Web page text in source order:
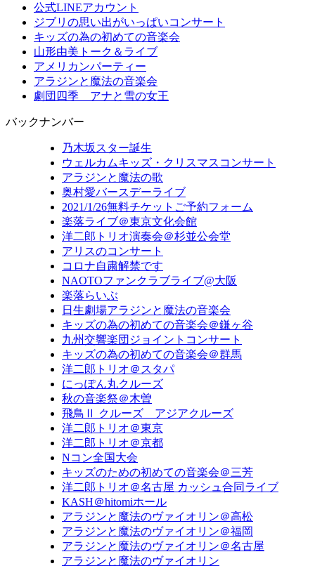
公式LINEアカウント
ジブリの思い出がいっぱいコンサート
キッズの為の初めての音楽会
山形由美トーク＆ライブ
アメリカンパーティー
アラジンと魔法の音楽会
劇団四季 アナと雪の女王
バックナンバー
乃木坂スター誕生
ウェルカムキッズ・クリスマスコンサート
アラジンと魔法の歌
奥村愛バースデーライブ
2021/1/26無料チケットご予約フォーム
楽落ライブ＠東京文化会館
洋二郎トリオ演奏会＠杉並公会堂
アリスのコンサート
コロナ自粛解禁です
NAOTOファンクラブライブ@大阪
楽落らいぶ
日生劇場アラジンと魔法の音楽会
キッズの為の初めての音楽会＠鎌ヶ谷
九州交響楽団ジョイントコンサート
キッズの為の初めての音楽会＠群馬
洋二郎トリオ＠スタパ
にっぽん丸クルーズ
秋の音楽祭＠木曽
飛鳥Ⅱ クルーズ アジアクルーズ
洋二郎トリオ＠東京
洋二郎トリオ＠京都
Nコン全国大会
キッズのための初めての音楽会＠三芳
洋二郎トリオ＠名古屋 カッシュ合同ライブ
KASH＠hitomiホール
アラジンと魔法のヴァイオリン＠高松
アラジンと魔法のヴァイオリン＠福岡
アラジンと魔法のヴァイオリン＠名古屋
アラジンと魔法のヴァイオリン